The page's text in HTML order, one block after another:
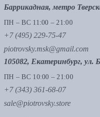
Баррикадная, метро
ПН – ВС 11:00 – 21:00
+7 (495) 229-75-47
piotrovsky.msk@gmail.com
105082, Екатеринбург, ул.
ПН – ВС 10:00 – 21:00
+7 (343) 361-68-07
sale@piotrovsky.store